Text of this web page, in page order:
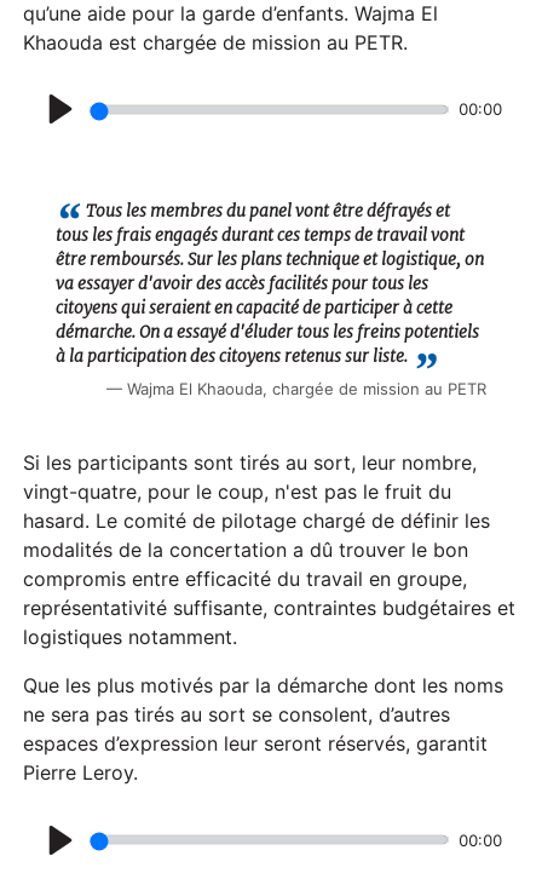
qu’une aide pour la garde d’enfants. Wajma El
Khaouda est chargée de mission au PETR.
a
y
00:00
Tous les membres du panel vont être défrayés et
tous les frais engagés durant ces temps de travail vont
être remboursés. Sur les plans technique et logistique, on
va essayer d'avoir des accès facilités pour tous les
citoyens qui seraient en capacité de participer à cette
démarche. On a essayé d'éluder tous les freins potentiels
à la participation des citoyens retenus sur liste.
Wajma El Khaouda, chargée de mission au PETR
Si les participants sont tirés au sort, leur nombre,
vingt-quatre, pour le coup, n'est pas le fruit du
hasard. Le comité de pilotage chargé de définir les
modalités de la concertation a dû trouver le bon
compromis entre efficacité du travail en groupe,
représentativité suffisante, contraintes budgétaires et
logistiques notamment.
Que les plus motivés par la démarche dont les noms
ne sera pas tirés au sort se consolent, d’autres
espaces d’expression leur seront réservés, garantit
Pierre Leroy.
00:00